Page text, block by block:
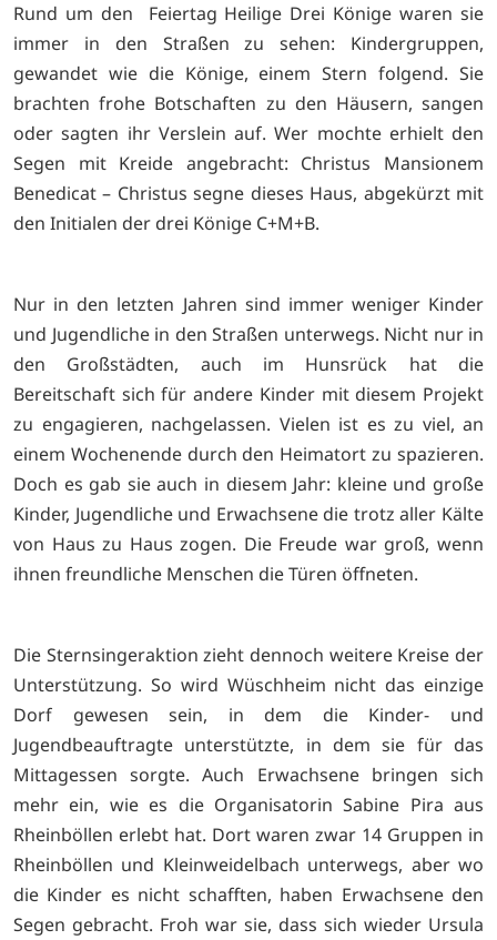
Rund um den
Feiertag Heilige Drei Könige waren sie
immer in den Straßen zu sehen: Kindergruppen,
gewandet wie die Könige, einem Stern folgend. Sie
brachten frohe Botschaften zu den Häusern, sangen
oder sagten ihr Verslein auf. Wer mochte erhielt den
Segen mit Kreide angebracht: Christus Mansionem
Benedicat – Christus segne dieses Haus, abgekürzt mit
den Initialen der drei Könige C+M+B.
Nur in den letzten Jahren sind immer weniger Kinder
und Jugendliche in den Straßen unterwegs. Nicht nur in
den Großstädten, auch im Hunsrück hat die
Bereitschaft sich für andere Kinder mit diesem Projekt
zu engagieren, nachgelassen. Vielen ist es zu viel, an
einem Wochenende durch den Heimatort zu spazieren.
Doch es gab sie auch in diesem Jahr: kleine und große
Kinder, Jugendliche und Erwachsene die trotz aller Kälte
von Haus zu Haus zogen. Die Freude war groß, wenn
ihnen freundliche Menschen die Türen öffneten.
Die Sternsingeraktion zieht dennoch weitere Kreise der
Unterstützung. So wird Wüschheim nicht das einzige
Dorf gewesen sein, in dem die Kinder- und
Jugendbeauftragte unterstützte, in dem sie für das
Mittagessen sorgte. Auch Erwachsene bringen sich
mehr ein, wie es die Organisatorin Sabine Pira aus
Rheinböllen erlebt hat. Dort waren zwar 14 Gruppen in
Rheinböllen und Kleinweidelbach unterwegs, aber wo
die Kinder es nicht schafften, haben Erwachsene den
Segen gebracht. Froh war sie, dass sich wieder Ursula